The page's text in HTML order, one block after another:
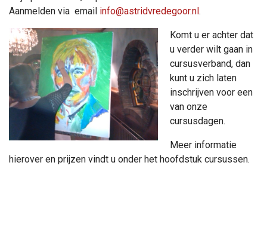
Aanmelden via email info@astridvredegoor.nl .
Komt u er achter dat
u verder wilt gaan in
cursusverband, dan
kunt u zich laten
inschrijven voor een
van onze
cursusdagen.
Meer informatie
hierover en prijzen vindt u onder het hoofdstuk cursussen.